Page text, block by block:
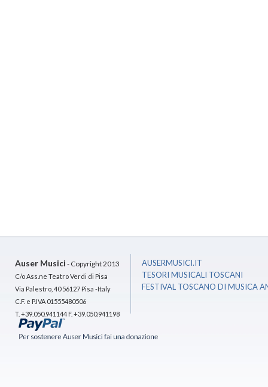
Auser Musici - Copyright 2013
C/o Ass.ne Teatro Verdi di Pisa
Via Palestro, 40 56127 Pisa -Italy
C.F. e P.IVA 01555480506
T. +39.050.941144 F. +39.050.941198
AUSERMUSICI.IT
TESORI MUSICALI TOSCANI
FESTIVAL TOSCANO DI MUSICA